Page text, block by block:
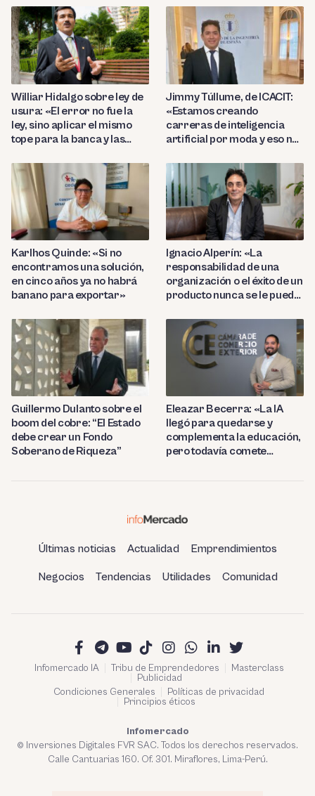
Williar Hidalgo sobre ley de
usura: «El error no fue la
ley, sino aplicar el mismo
tope para la banca y las
Jimmy Túllume, de ICACIT:
«Estamos creando
carreras de inteligencia
artificial por moda y eso no
competentes»
Karlhos Quinde: «Si no
encontramos una solución,
en cinco años ya no habrá
banano para exportar»
Ignacio Alperín: «La
responsabilidad de una
organización o el éxito de un
producto nunca se le puede
Guillermo Dulanto sobre el
boom del cobre: “El Estado
debe crear un Fondo
Soberano de Riqueza”
Eleazar Becerra: «La IA
llegó para quedarse y
complementa la educación,
pero todavía comete
Últimas noticias Actualidad Emprendimientos
Negocios Tendencias Utilidades Comunidad
Infomercado IA Tribu de Emprendedores
Masterclass
Publicidad
Condiciones Generales
Políticas de privacidad
Principios éticos
Infomercado
© Inversiones Digitales FVR SAC. Todos los derechos reservados.
Calle Cantuarias 160. Of. 301. Miraflores, Lima-Perú.